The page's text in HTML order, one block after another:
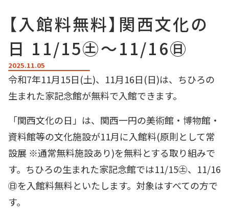
ご利用案内
周辺施設のご案内
お問い合わせ 団体予約
0778-66-7112
【入館料無料】関西文化の
日 11/15㊏～11/16㊐
2025.11.05
令和7年11月15日(土)、11月16日(日)は、ちひろの
生まれた家記念館が無料で入館できます。
「関西文化の日」は、関西一円の美術館・博物館・
資料館等の文化施設が11月に入館料(原則として常
設展 ※通常無料施設あり)を無料とする取り組みで
す。ちひろの生まれた家記念館では11/15㊏、11/16
㊐を入館料無料といたします。対象はすべての方で
す。